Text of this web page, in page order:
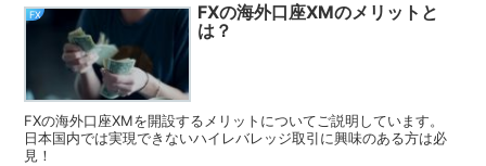
FX
FXの海外口座XMのメリットと
は？
FXの海外口座XMを開設するメリットについてご説明しています。
日本国内では実現できないハイレバレッジ取引に興味のある方は必
見！